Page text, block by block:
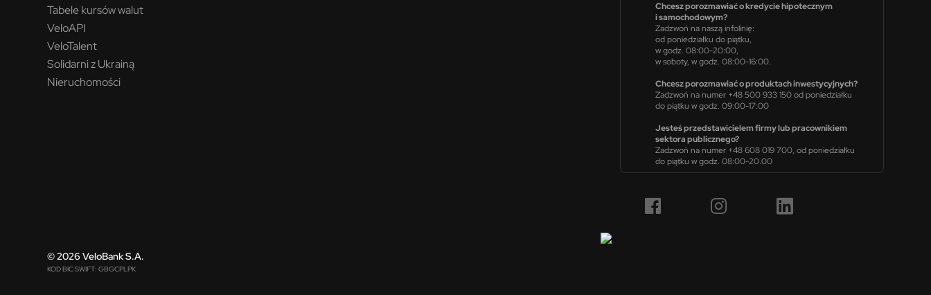
Tabele kursów walut
VeloAPI
VeloTalent
Solidarni z Ukrainą
Nieruchomości
Chcesz porozmawiać o kredycie hipotecznym
i samochodowym?
Zadzwoń na naszą infolinię:
od poniedziałku do piątku,
w godz. 08:00-20:00,
w soboty, w godz. 08:00-16:00.
Chcesz porozmawiać o produktach inwestycyjnych?
Zadzwoń na numer +48 500 933 150 od poniedziałku
do piątku w godz. 09:00-17:00
Jesteś przedstawicielem firmy lub pracownikiem
sektora publicznego?
Zadzwoń na numer +48 608 019 700, od poniedziałku
do piątku w godz. 08:00-20.00
© 2026 VeloBank S.A.
KOD BIC SWIFT: GBGCPLPK